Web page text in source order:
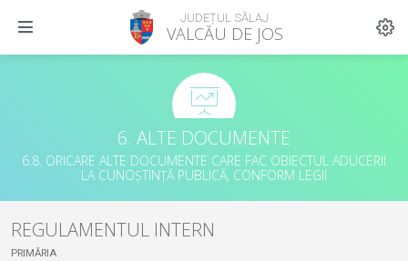
JUDEȚUL SĂLAJ
VALCĂU DE JOS
6. ALTE DOCUMENTE
6.8. ORICARE ALTE DOCUMENTE CARE FAC OBIECTUL ADUCERII
LA CUNOȘTINȚĂ PUBLICĂ, CONFORM LEGII
REGULAMENTUL INTERN
PRIMĂRIA